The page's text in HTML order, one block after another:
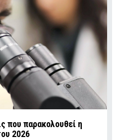
που παρακολουθεί η
2026